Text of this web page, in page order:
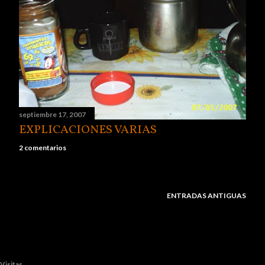
d
a
s
septiembre 17, 2007
EXPLICACIONES VARIAS
2 comentarios
ENTRADAS ANTIGUAS